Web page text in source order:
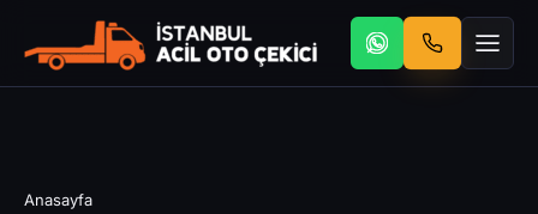
Anasayfa